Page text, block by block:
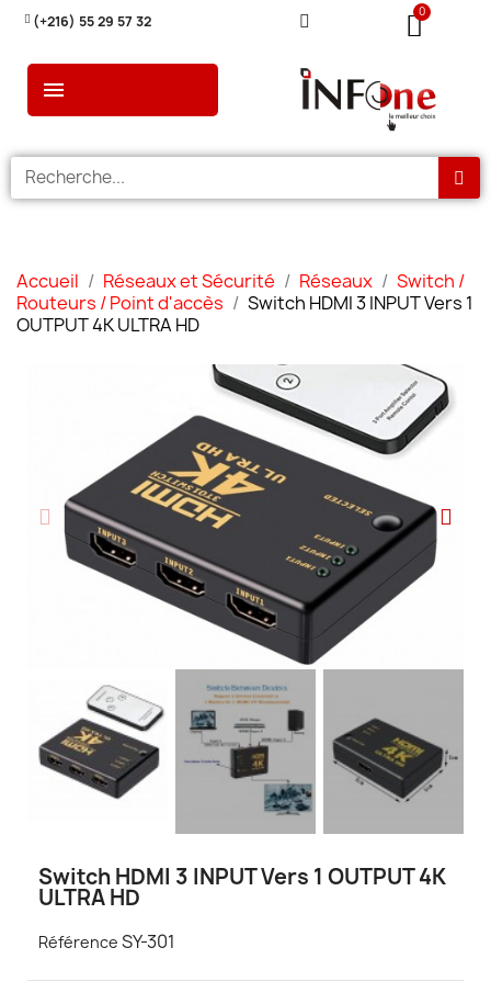
(+216) 55 29 57 32
Accueil Réseaux et Sécurité Réseaux
Switch /
Routeurs / Point d'accès
Switch HDMI 3 INPUT Vers 1
OUTPUT 4K ULTRA HD
Switch HDMI 3 INPUT Vers 1 OUTPUT 4K
ULTRA HD
Référence SY-301